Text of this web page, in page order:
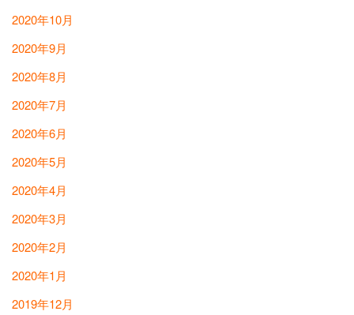
2020年10月
2020年9月
2020年8月
2020年7月
2020年6月
2020年5月
2020年4月
2020年3月
2020年2月
2020年1月
2019年12月